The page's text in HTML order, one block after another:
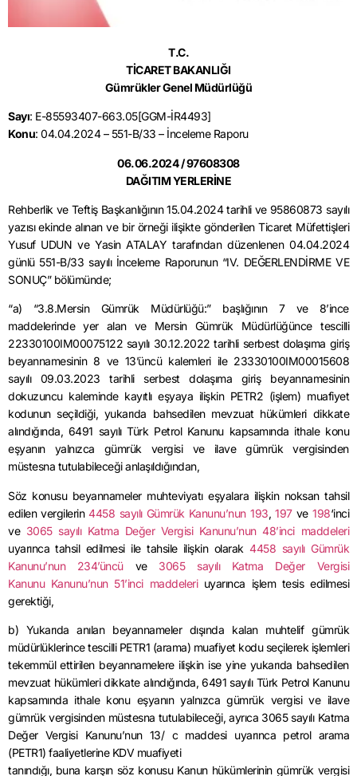
T.C.
TİCARET BAKANLIĞI
Gümrükler Genel Müdürlüğü
Sayı: E-85593407-663.05[GGM-İR4493]
Konu: 04.04.2024 – 551-B/33 – İnceleme Raporu
06.06.2024 / 97608308
DAĞITIM YERLERİNE
Rehberlik ve Teftiş Başkanlığının 15.04.2024 tarihli ve 95860873 sayılı
yazısı ekinde alınan ve bir örneği ilişikte gönderilen Ticaret Müfettişleri
Yusuf UDUN ve Yasin ATALAY tarafından düzenlenen 04.04.2024
günlü 551-B/33 sayılı İnceleme Raporunun “IV. DEĞERLENDİRME VE
SONUÇ” bölümünde;
“a) “3.8.Mersin Gümrük Müdürlüğü:” başlığının 7 ve 8’ince
maddelerinde yer alan ve Mersin Gümrük Müdürlüğünce tescilli
22330100IM00075122 sayılı 30.12.2022 tarihli serbest dolaşıma giriş
beyannamesinin 8 ve 13’üncü kalemleri ile 23330100IM00015608
sayılı 09.03.2023 tarihli serbest dolaşıma giriş beyannamesinin
dokuzuncu kaleminde kayıtlı eşyaya ilişkin PETR2 (işlem) muafiyet
kodunun seçildiği, yukarıda bahsedilen mevzuat hükümleri dikkate
alındığında, 6491 sayılı Türk Petrol Kanunu kapsamında ithale konu
eşyanın yalnızca gümrük vergisi ve ilave gümrük vergisinden
müstesna tutulabileceği anlaşıldığından,
Söz konusu beyannameler muhteviyatı eşyalara ilişkin noksan tahsil
edilen vergilerin4458 sayılı Gümrük Kanunu’nun 193,197ve198‘inci
ve 3065 sayılı Katma Değer Vergisi Kanunu’nun 48’inci maddeleri
uyarınca tahsil edilmesi ile tahsile ilişkin olarak4458 sayılı Gümrük
Kanunu’nun 234’üncüve 3065 sayılı Katma Değer Vergisi
Kanunu Kanunu’nun 51’inci maddeleriuyarınca işlem tesis edilmesi
gerektiği,
b) Yukarıda anılan beyannameler dışında kalan muhtelif gümrük
müdürlüklerince tescilli PETR1 (arama) muafiyet kodu seçilerek işlemleri
tekemmül ettirilen beyannamelere ilişkin ise yine yukarıda bahsedilen
mevzuat hükümleri dikkate alındığında, 6491 sayılı Türk Petrol Kanunu
kapsamında ithale konu eşyanın yalnızca gümrük vergisi ve ilave
gümrük vergisinden müstesna tutulabileceği, ayrıca 3065 sayılı Katma
Değer Vergisi Kanunu’nun 13/ c maddesi uyarınca petrol arama
(PETR1) faaliyetlerine KDV muafiyeti
tanındığı, buna karşın söz konusu Kanun hükümlerinin gümrük vergisi